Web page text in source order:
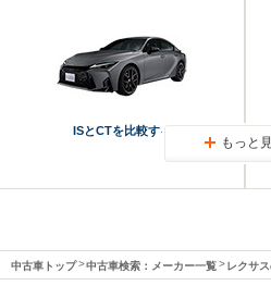
ISとCTを比較する
もっと
中古車トップ 中古車検索：メーカー一覧 レクサ